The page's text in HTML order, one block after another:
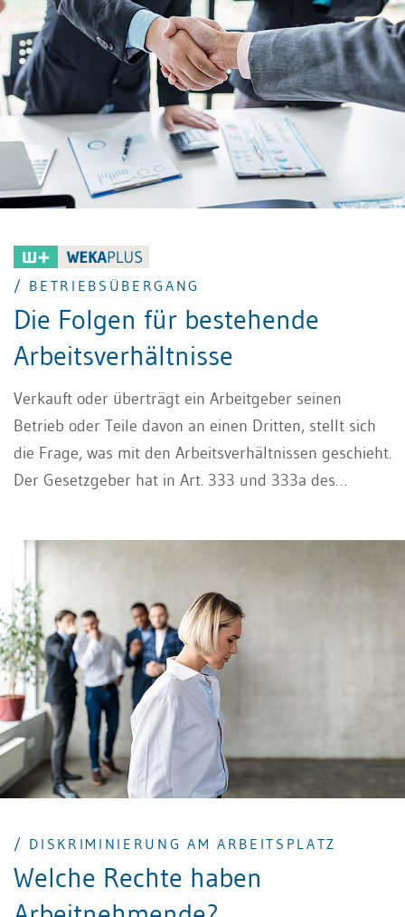
/ BETRIEBSÜBERGANG
Die Folgen für bestehende
Arbeitsverhältnisse
Verkauft oder überträgt ein Arbeitgeber seinen
Betrieb oder Teile davon an einen Dritten, stellt sich
die Frage, was mit den Arbeitsverhältnissen geschieht.
Der Gesetzgeber hat in Art. 333 und 333a des
/ DISKRIMINIERUNG AM ARBEITSPLATZ
Welche Rechte haben